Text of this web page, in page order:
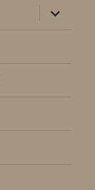
раскрыть
дочернее
меню